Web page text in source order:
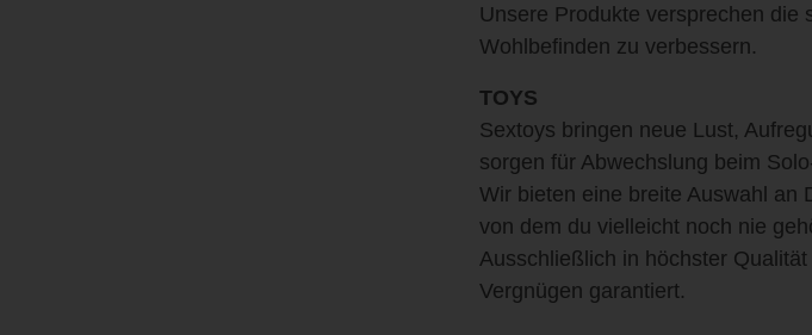
Unsere Produkte versprechen die
Wohlbefinden zu verbessern.
TOYS
Sextoys bringen neue Lust,
sorgen für Abwechslung beim
Wir bieten eine breite Auswahl an
von dem du vielleicht noch nie
Ausschließlich in höchster
Vergnügen garantiert.